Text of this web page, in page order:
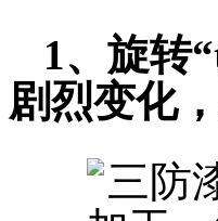
1、旋转
剧烈变化